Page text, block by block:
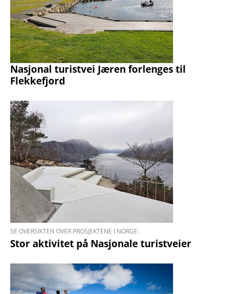
Nasjonal turistvei Jæren forlenges til
Flekkefjord
SE OVERSIKTEN OVER PROSJEKTENE I NORGE:
Stor aktivitet på Nasjonale turistveier